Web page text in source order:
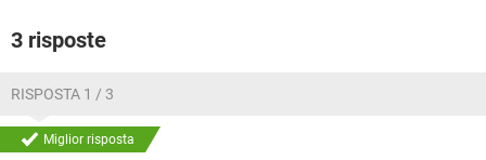
3 risposte
RISPOSTA 1 / 3
Miglior risposta